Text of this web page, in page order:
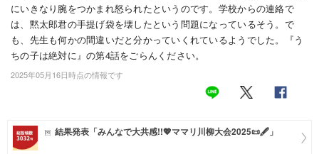
子育て・家族
病院
住まい
にいきなり腕をつかまれ怒られたというのです。学校からの連絡で
は、黙太郎君の手提げ袋を壊したという問題になっているそう。で
も、先生も何かの間違いだと分かっていくれているようでした。『う
ちの子は絶対に』の第4話をごらんください。
2025年05月16日時点の情報です
結果発表「みんなで大共感!!💖ママリ川柳大会2025📜🖋️」